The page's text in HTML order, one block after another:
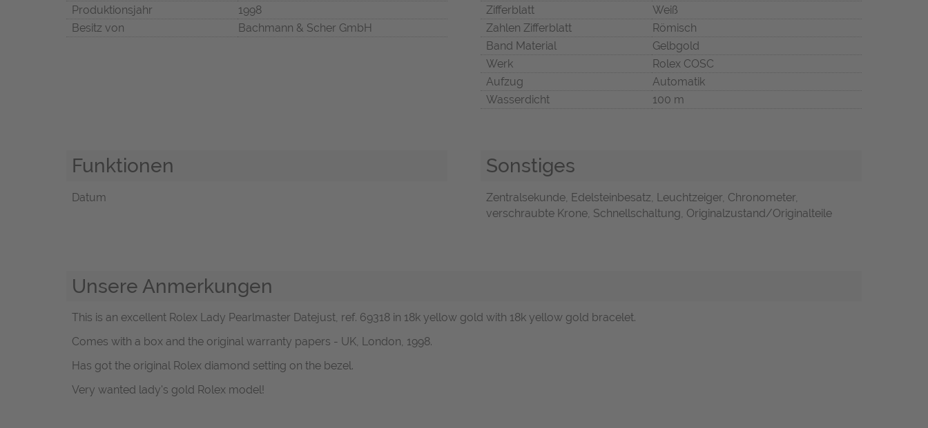
Produktionsjahr
1998
Besitz von
Bachmann & Scher GmbH
Zifferblatt
Weiß
Zahlen Zifferblatt
Römisch
Band Material
Gelbgold
Werk
Rolex COSC
Aufzug
Automatik
Wasserdicht
100 m
Funktionen
Datum
Sonstiges
Zentralsekunde, Edelsteinbesatz, Leuchtzeiger, Chronometer,
verschraubte Krone, Schnellschaltung, Originalzustand/Originalteile
Unsere Anmerkungen
This is an excellent Rolex Lady Pearlmaster Datejust, ref. 69318 in 18k yellow gold with 18k yellow gold bracelet.
Comes with a box and the original warranty papers - UK, London, 1998.
Has got the original Rolex diamond setting on the bezel.
Very wanted lady's gold Rolex model!